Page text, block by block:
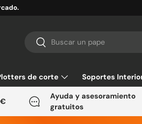
Buscar
Buscar
de corte Soportes
Ayuda y asesoramiento
gratuitos